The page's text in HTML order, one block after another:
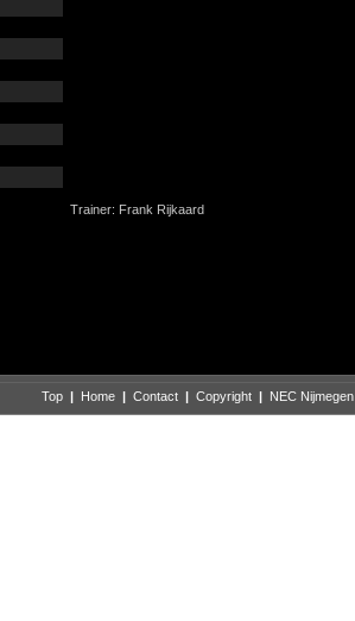
Trainer: Frank Rijkaard
Top | Home | Contact | Copyright | NEC Nijmegen